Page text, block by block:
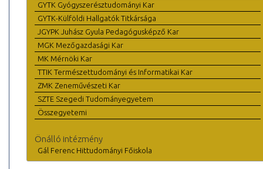
GYTK Gyógyszerésztudományi Kar
GYTK-Külföldi Hallgatók Titkársága
JGYPK Juhász Gyula Pedagógusképző Kar
MGK Mezőgazdasági Kar
MK Mérnöki Kar
TTIK Természettudományi és Informatikai Kar
ZMK Zeneművészeti Kar
SZTE Szegedi Tudományegyetem
Összegyetemi
Önálló intézmény
Gál Ferenc Hittudományi Főiskola